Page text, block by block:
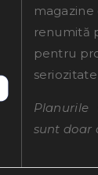
magazine
renumită
pentru
seriozitate
Planurile
sunt doar